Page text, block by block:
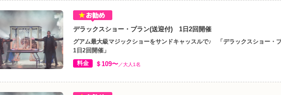
デラックスショー・プラン(送迎付) 1日2回開催
グアム最大級マジックショーをサンドキャッスルで♪ 「デラックスショー・
1日2回開催」
料金
＄109〜／大人1名